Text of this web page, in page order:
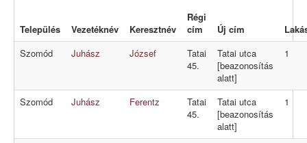
Település Vezetéknév Keresztnév
Régi
cím
Új cím
Szomód Juhász József
Tatai
45.
Tatai utca
[beazonosítás
alatt]
1
Szomód Juhász Ferentz
Tatai
45.
Tatai utca
[beazonosítás
alatt]
1